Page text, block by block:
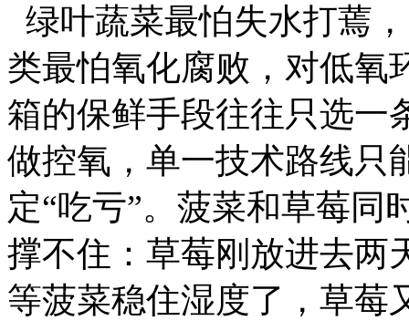
绿叶蔬菜最怕失水打蔫
类最怕氧化腐败，对低氧
箱的保鲜手段往往只选
做控氧，单一技术路线只
定“吃亏”。菠菜和草莓同
撑不住：草莓刚放进去两
等菠菜稳住湿度了，草莓